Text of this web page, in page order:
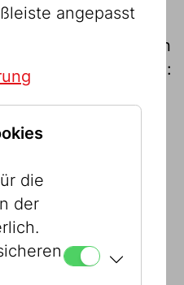
Die
Museums Wien
Objekten:
und
altern und
Es ist die
diese
physisch zu
angepasst
die
der